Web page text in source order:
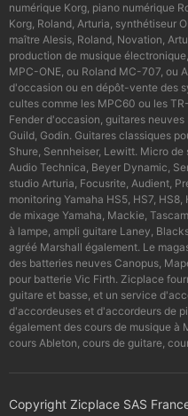
numérique Korg, piano numérique
Korg, Roland, Arturia, synthétiseur
maître Alesis, Roland, Novation,
production de musique
MPC-ONE, ou Roland MC-707, ou
d'occasion ou en dépôt-vente des
cultes comme les MPC60 ou les
Fender d'occasion, guitares neuves
Guild, Godin. Guitares classiques
Shure, Sennheiser, Lewitt. Micro
Audio Technica, Beyer Dynamic,
studio Arturia, Focusrite, Audient,
monitoring Yamaha HS5, HS7,
de mixage Yamaha, Mackie,
à lampe, ampli guitare Laney,
agréé Marshall également. Le
des batteries neuves Canopus,
pour batterie Vic Firth. Zicplace
guitare et basse, et un service
d'accordeuses et d'accordeurs de
également des cours de musique à
cours Ableton, cours de guitare,
Copyright Zicplace SAS